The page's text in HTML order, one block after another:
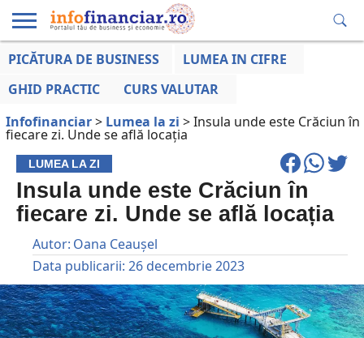
EDUCAȚIE
LA ZI
AFACERILOR
PICĂTURA DE BUSINESS
LUMEA IN CIFRE
GHID PRACTIC
CURS VALUTAR
Infofinanciar> Lumea la zi >Insula unde este Crăciun în
fiecare zi. Unde se află locația
LUMEA LA ZI
Insula unde este Crăciun în
fiecare zi. Unde se află locația
Autor: Oana Ceaușel
Data publicarii: 26 decembrie 2023